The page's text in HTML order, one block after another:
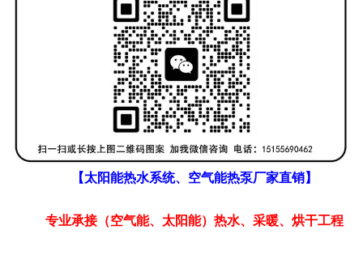
【太阳能热水系统、空气能热泵厂家直销】
专业承接（空气能、太阳能）热水、采暖、烘干工程